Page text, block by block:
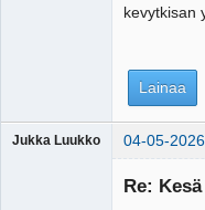
kevytkisan
Lainaa
Jukka Luukko 04-05-
Re: